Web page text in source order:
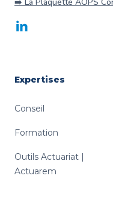
LinkedIn
Expertises
Conseil
Formation
Outils Actuariat |
Actuarem